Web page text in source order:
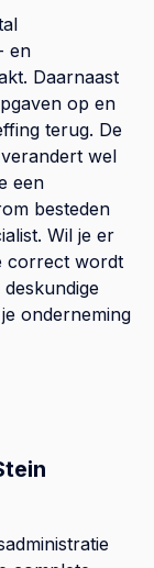
en
Daarnaast
op en
terug. De
wel
een
besteden
Wil je er
correct wordt
onderneming